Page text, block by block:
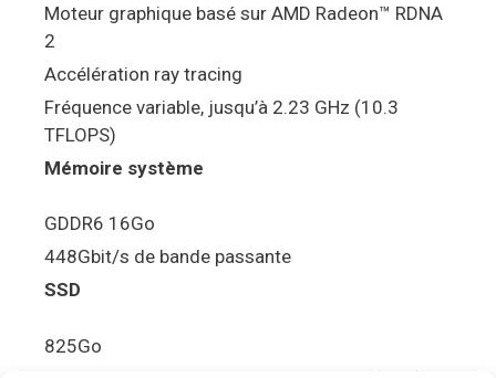
Moteur graphique basé sur AMD Radeon™ RDNA
2
Accélération ray tracing
Fréquence variable, jusqu’à 2.23 GHz (10.3
TFLOPS)
Mémoire système
GDDR6 16Go
448Gbit/s de bande passante
SSD
825Go